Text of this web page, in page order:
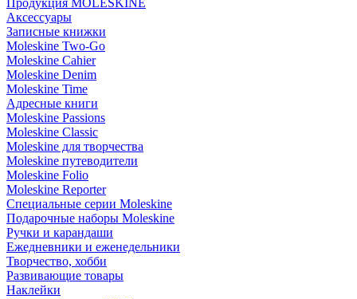
Продукция MOLESKINE
Аксессуары
Записные книжки
Moleskine Two-Go
Moleskine Cahier
Moleskine Denim
Moleskine Time
Адресные книги
Moleskine Passions
Moleskine Classic
Moleskine для творчества
Moleskine путеводители
Moleskine Folio
Moleskine Reporter
Специальные серии Moleskine
Подарочные наборы Moleskine
Ручки и карандаши
Ежедневники и еженедельники
Творчество, хобби
Развивающие товары
Наклейки